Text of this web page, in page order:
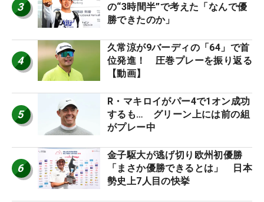
3
の“3時間半”で考えた「なんで優
勝できたのか」
4
久常涼が9バーディの「64」で首
位発進！ 圧巻プレーを振り返る
【動画】
5
R・マキロイがパー4で1オン成功
するも… グリーン上には前の組
がプレー中
6
金子駆大が逃げ切り欧州初優勝
「まさか優勝できるとは」 日本
勢史上7人目の快挙